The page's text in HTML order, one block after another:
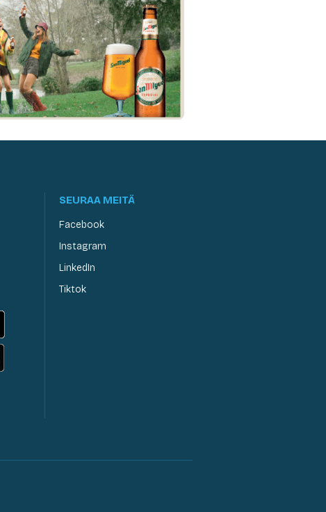
SEURAA MEITÄ
Facebook
Instagram
LinkedIn
Tiktok